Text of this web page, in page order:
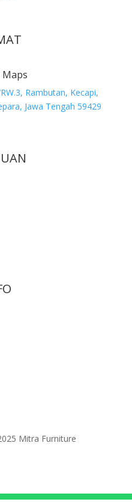
Rambutan, Kecapi,
Jawa Tengah 59429
Mitra Furniture